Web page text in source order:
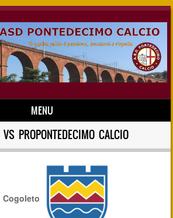
MENU
PROPONTEDECIMO CALCIO
Cogoleto